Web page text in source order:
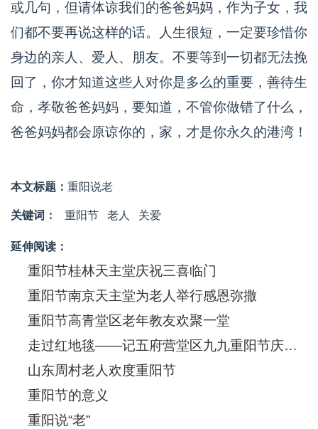
或几句，但请体谅我们的爸爸妈妈，作为子女，我
们都不要再说这样的话。人生很短，一定要珍惜你
身边的亲人、爱人、朋友。不要等到一切都无法挽
回了，你才知道这些人对你是多么的重要，善待生
命，孝敬爸爸妈妈，要知道，不管你做错了什么，
爸爸妈妈都会原谅你的，家，才是你永久的港湾！
本文标题： 重阳说老
关键词： 重阳节 老人 关爱
延伸阅读：
重阳节桂林天主堂庆祝三喜临门
重阳节南京天主堂为老人举行感恩弥撒
重阳节高青堂区老年教友欢聚一堂
走过红地毯——记五府营堂区九九重阳节庆祝活动
山东周村老人欢度重阳节
重阳节的意义
重阳说“老”